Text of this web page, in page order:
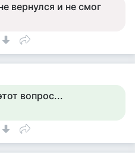
вернулся и не смог
вопрос...